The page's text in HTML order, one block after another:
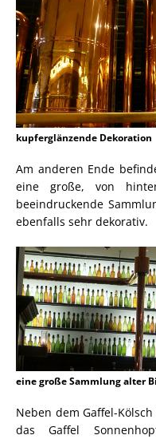
kupferglänzende Dekoration
Am anderen Ende
eine große, von
beeindruckende
ebenfalls sehr dekorativ.
eine große Sammlung alter
Neben dem Gaffel-
das Gaffel